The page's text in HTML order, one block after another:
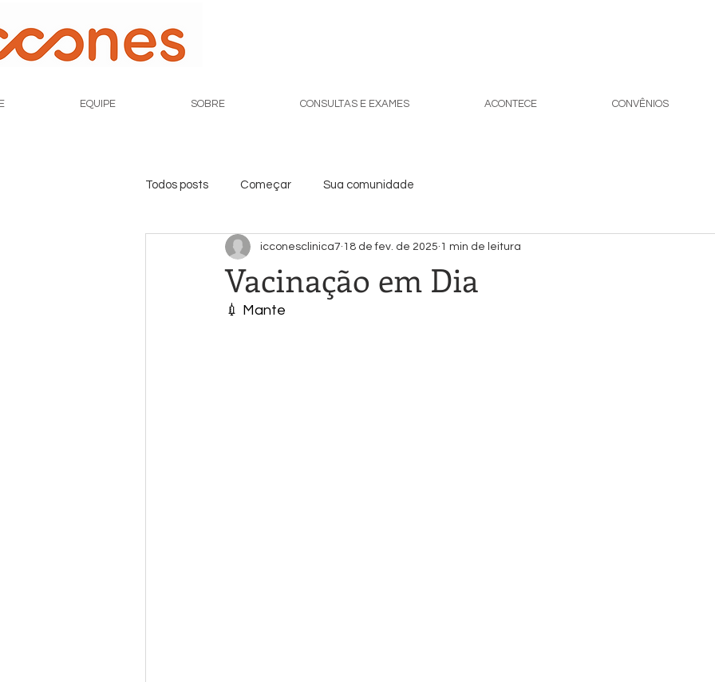
EQUIPE SOBRE CONSULTAS E EXAMES ACONTECE CONVÊNIOS
Todos posts Começar Sua comunidade
Vacinação em Dia
icconesclinica7 18 de fev. de 2025 1 min de leitura
💉 Mante